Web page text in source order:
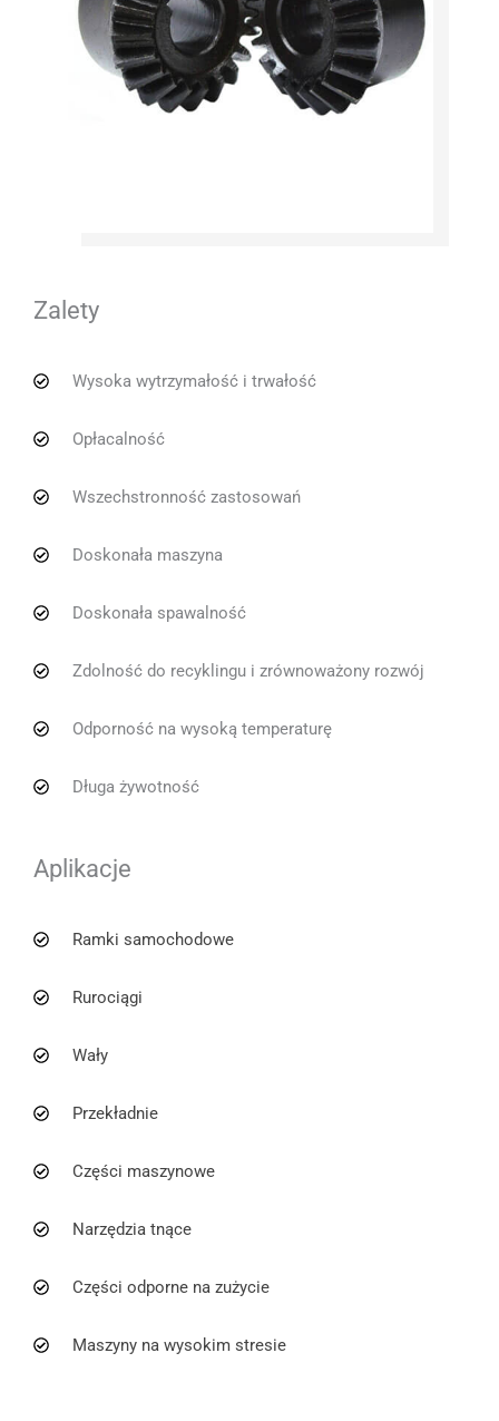
Zalety
Wysoka wytrzymałość i trwałość
Opłacalność
Wszechstronność zastosowań
Doskonała maszyna
Doskonała spawalność
Zdolność do recyklingu i zrównoważony rozwój
Odporność na wysoką temperaturę
Długa żywotność
Aplikacje
Ramki samochodowe
Rurociągi
Wały
Przekładnie
Części maszynowe
Narzędzia tnące
Części odporne na zużycie
Maszyny na wysokim stresie